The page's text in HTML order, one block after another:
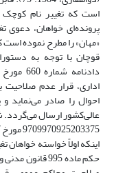
است که تغییر نام
پرونده‌ای خواهان، دعوی
«مهان» را مطرح نموده
قوچان با توجه به
اداری، قرار عدم
احوال را صادر می‌نماید
اینکه اولاً خواسته